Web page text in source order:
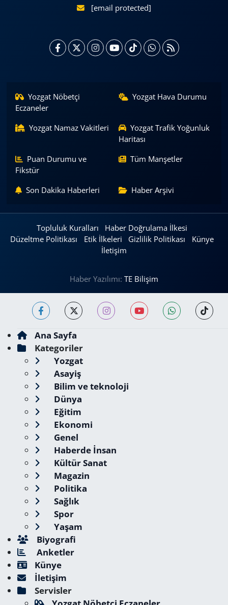
[email protected]
Yozgat Nöbetçi
Eczaneler
Yozgat Hava Durumu
Yozgat Namaz Vakitleri
Yozgat Trafik Yoğunluk
Haritası
Puan Durumu ve
Fikstür
Tüm Manşetler
Son Dakika Haberleri Haber Arşivi
Topluluk Kuralları
Haber Doğrulama İlkesi
Düzeltme Politikası
Etik İlkeleri Gizlilik Politikası
Künye
İletişim
Haber Yazılımı: TE Bilişim
Ana Sayfa
Kategoriler
Yozgat
Asayiş
Bilim ve teknoloji
Dünya
Eğitim
Ekonomi
Genel
Haberde İnsan
Kültür Sanat
Magazin
Politika
Sağlık
Spor
Yaşam
Biyografi
Anketler
Künye
İletişim
Servisler